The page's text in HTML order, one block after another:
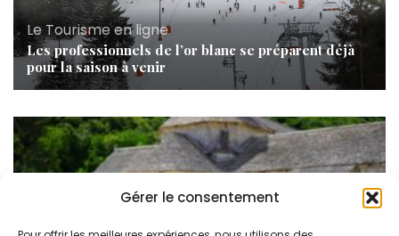
Gérer le consentement
Le Tourisme en ligne
Les professionnels de l’or blanc se préparent déjà
pour la saison à venir